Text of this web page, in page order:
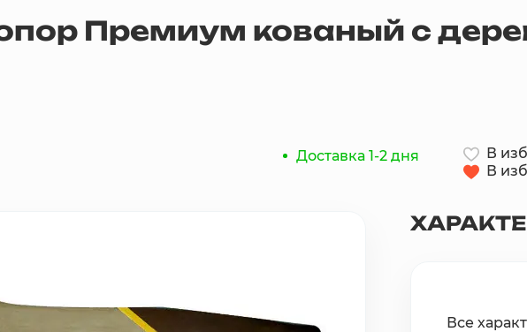
Премиум кованый с
Доставка 1-2 дня
В
В
Все